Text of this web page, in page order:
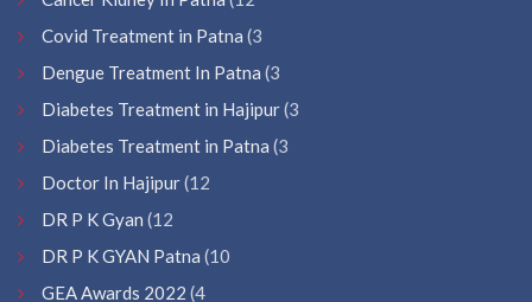
Covid Treatment in Patna (3
Dengue Treatment In Patna (3
Diabetes Treatment in Hajipur(3
Diabetes Treatment in Patna (3
Doctor In Hajipur(12
DR P K Gyan (12
DR P K GYAN Patna (10
GEA Awards 2022 (4